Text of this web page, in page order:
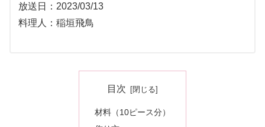
放送日：2023/03/13
料理人：稲垣飛鳥
目次
材料（10ピース分）